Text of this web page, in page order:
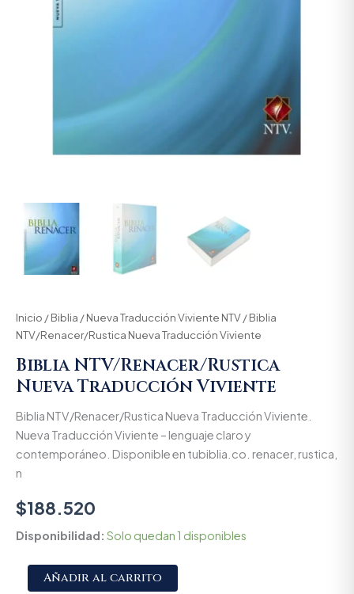
Inicio /Biblia /Nueva Traducción Viviente NTV/ Biblia
NTV/Renacer/Rustica Nueva Traducción Viviente
Biblia NTV/Renacer/Rustica
Nueva Traducción Viviente
Biblia NTV/Renacer/Rustica Nueva Traducción Viviente.
Nueva Traducción Viviente – lenguaje claro y
contemporáneo. Disponible en tubiblia.co. renacer, rustica,
n
$188.520
Disponibilidad: Solo quedan 1 disponibles
Añadir al carrito